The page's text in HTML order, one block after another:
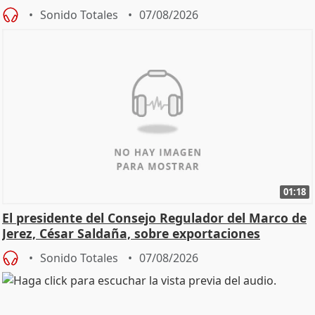
Sonido Totales 07/08/2026
01:18
El presidente del Consejo Regulador del Marco de
Jerez, César Saldaña, sobre exportaciones
Sonido Totales 07/08/2026